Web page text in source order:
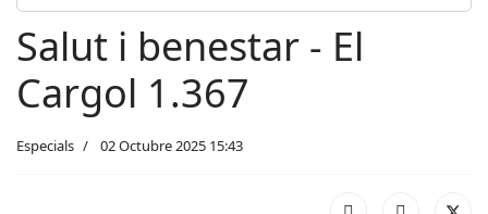
Salut i benestar - El
Cargol 1.367
Especials 02 Octubre 2025 15:43